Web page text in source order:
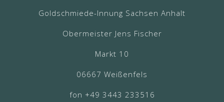
Goldschmiede-Innung Sachsen Anhalt
Obermeister Jens Fischer
Markt 10
06667 Weißenfels
fon +49 3443 233516